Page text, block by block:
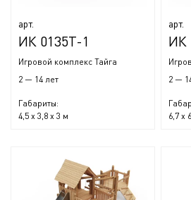
арт.
ИК 0135Т-1
Игровой комплекс Тайга
2 — 14 лет
Габариты:
4,5 x 3,8 x 3 м
арт.
ИК
2 —
6,7 x